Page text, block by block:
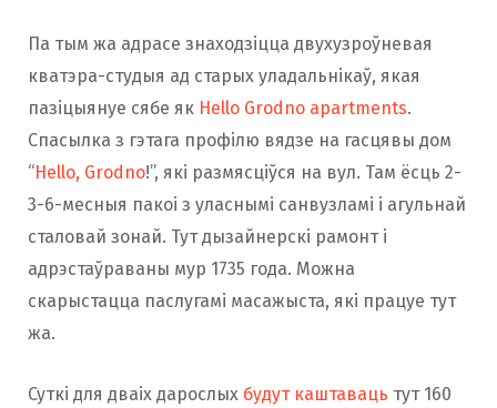
Па тым жа адрасе знаходзіцца двухузроўневая
кватэра-студыя ад старых уладальнікаў, якая
пазіцыянуе сябе як Hello Grodno apartments.
Спасылка з гэтага профілю вядзе на гасцявы дом
“Hello, Grodno!”, які размясціўся на вул. Там ёсць 2-
3-6-месныя пакоі з уласнымі санвузламі і агульнай
сталовай зонай. Тут дызайнерскі рамонт і
адрэстаўраваны мур 1735 года. Можна
скарыстацца паслугамі масажыста, які працуе тут
жа.
Суткі для дваіх дарослых будут каштаваць тут 160